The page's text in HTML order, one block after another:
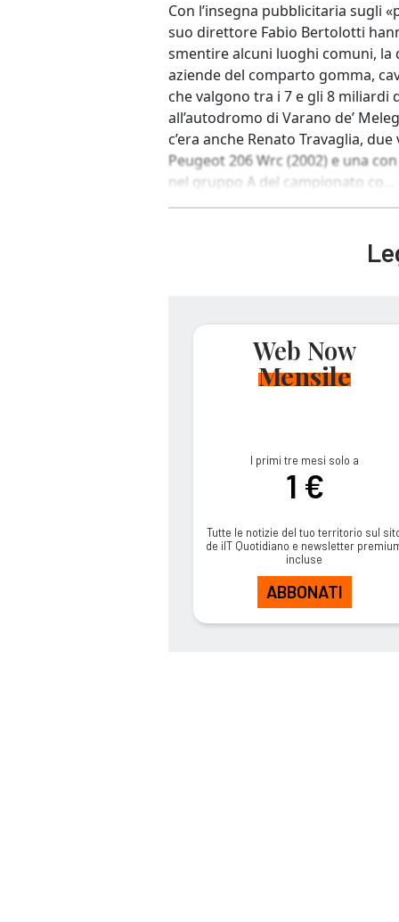
Con l’insegna pubblicitaria sugli
suo direttore Fabio Bertolotti
smentire alcuni luoghi comuni,
aziende del comparto gomma,
che valgono tra i 7 e gli 8
all’autodromo di Varano de’
c’era anche Renato Travaglia,
Peugeot 206 Wrc (2002) e una
nel gruppo A del campionato co...
Web Now
Mensile
I primi tre mesi solo a
1 €
Tutte le notizie del tuo territorio sul
de ilT Quotidiano e newsletter
incluse
ABBONATI